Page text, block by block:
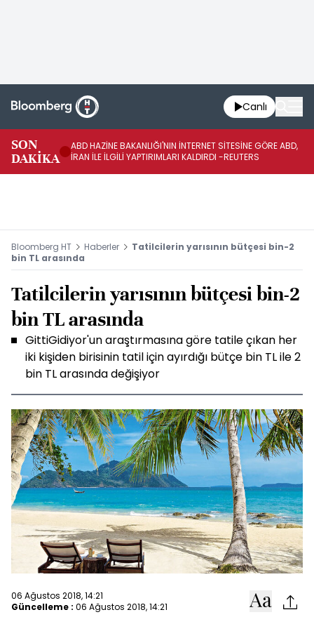
Canlı
SON
DAKİKA
ABD HAZİNE BAKANLIĞI'NIN İNTERNET SİTESİNE GÖRE ABD,
İRAN İLE İLGİLİ YAPTIRIMLARI KALDIRDI -REUTERS
Bloomberg HT Haberler
Tatilcilerin yarısının bütçesi bin-2
bin TL arasında
Tatilcilerin yarısının bütçesi bin-2
bin TL arasında
GittiGidiyor'un araştırmasına göre tatile çıkan her
iki kişiden birisinin tatil için ayırdığı bütçe bin TL ile 2
bin TL arasında değişiyor
06 Ağustos 2018, 14:21
Güncelleme : 06 Ağustos 2018, 14:21